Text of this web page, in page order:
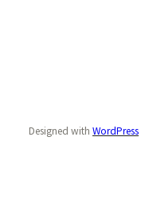
Designed with WordPress